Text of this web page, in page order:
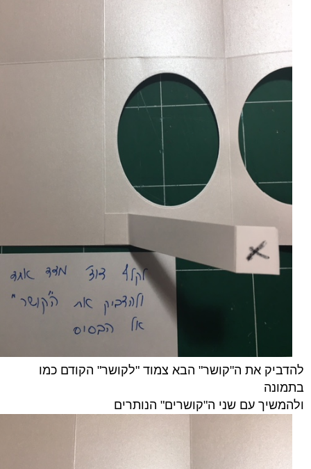
להדביק את ה"קושר" הבא צמוד "לקושר" הקודם כמו
בתמונה
ולהמשיך עם שני ה"קושרים" הנותרים